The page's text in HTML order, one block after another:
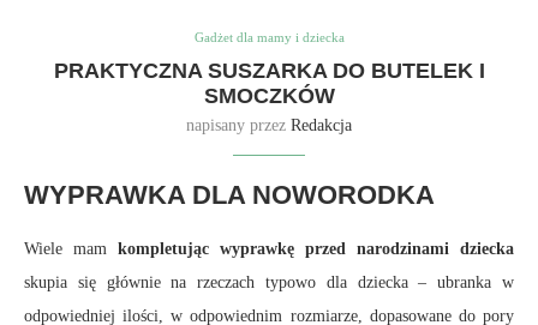
Gadżet dla mamy i dziecka
PRAKTYCZNA SUSZARKA DO BUTELEK I
SMOCZKÓW
napisany przez Redakcja
WYPRAWKA DLA NOWORODKA
Wiele mam kompletując wyprawkę przed narodzinami dziecka
skupia się głównie na rzeczach typowo dla dziecka – ubranka w
odpowiedniej ilości, w odpowiednim rozmiarze, dopasowane do pory